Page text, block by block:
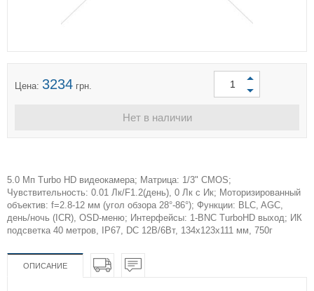
Цена: 3234 грн.
Нет в наличии
5.0 Мп Turbo HD видеокамера; Матрица: 1/3" CMOS;
Чувствительность: 0.01 Лк/F1.2(день), 0 Лк c Ик; Моторизированный
объектив: f=2.8-12 мм (угол обзора 28°-86°); Функции: BLC, AGC,
день/ночь (ICR), OSD-меню; Интерфейсы: 1-BNC TurboHD выход; ИК
подсветка 40 метров, IP67, DC 12В/6Вт, 134х123х111 мм, 750г
ОПИСАНИЕ